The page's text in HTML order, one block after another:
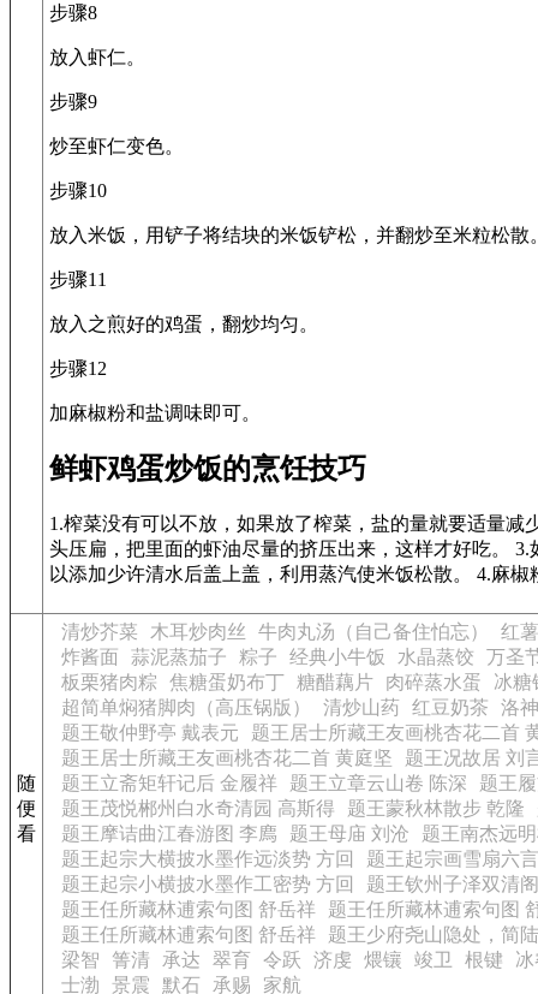
步骤8
放入虾仁。
步骤9
炒至虾仁变色。
步骤10
放入米饭，用铲子将结块的米饭铲松，并翻炒至米粒松散
步骤11
放入之煎好的鸡蛋，翻炒均匀。
步骤12
加麻椒粉和盐调味即可。
鲜虾鸡蛋炒饭的烹饪技巧
1.榨菜没有可以不放，如果放了榨菜，盐的量就要适量减
头压扁，把里面的虾油尽量的挤压出来，这样才好吃。
以添加少许清水后盖上盖，利用蒸汽使米饭松散。 4.麻
随
便
看
清炒芥菜 木耳炒肉丝 牛肉丸汤（自己备住怕忘）
红
炸酱面
蒜泥蒸茄子 粽子 经典小牛饭 水晶蒸饺
万圣
板栗猪肉粽
焦糖蛋奶布丁 糖醋藕片 肉碎蒸水蛋
冰糖
超简单焖猪脚肉（高压锅版）
清炒山药 红豆奶茶
洛
题王敬仲野亭 戴表元
题王居士所藏王友画桃杏花二首
题王居士所藏王友画桃杏花二首 黄庭坚
题王况故居 刘
题王立斋矩轩记后 金履祥
题王立章云山卷 陈深
题王
题王茂悦郴州白水奇清园 高斯得
题王蒙秋林散步 乾隆
题王摩诘曲江春游图 李廌
题王母庙 刘沧
题王南杰远
题王起宗大横披水墨作远淡势 方回
题王起宗画雪扇六
题王起宗小横披水墨作工密势 方回
题王钦州子泽双清
题王任所藏林逋索句图 舒岳祥
题王任所藏林逋索句图
题王任所藏林逋索句图 舒岳祥
题王少府尧山隐处，简
梁智
箐清 承达 翠育 令跃 济虔 煨镶 竣卫 根键
士渤
景震 默石 承赐 家航